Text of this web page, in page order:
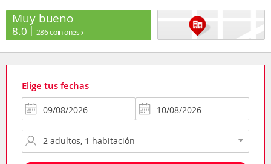
Muy bueno
8.0 286 opiniones
Elige tus fechas